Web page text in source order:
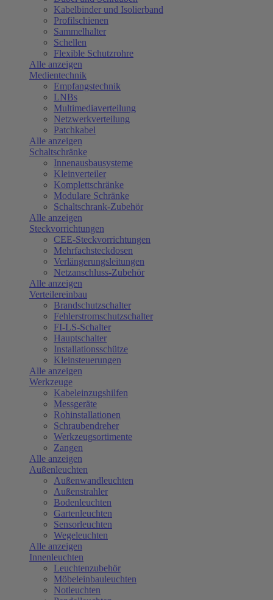
Kabelbinder und Isolierband
Profilschienen
Sammelhalter
Schellen
Flexible Schutzrohre
Alle anzeigen
Medientechnik
Empfangstechnik
LNBs
Multimediaverteilung
Netzwerkverteilung
Patchkabel
Alle anzeigen
Schaltschränke
Innenausbausysteme
Kleinverteiler
Komplettschränke
Modulare Schränke
Schaltschrank-Zubehör
Alle anzeigen
Steckvorrichtungen
CEE-Steckvorrichtungen
Mehrfachsteckdosen
Verlängerungsleitungen
Netzanschluss-Zubehör
Alle anzeigen
Verteilereinbau
Brandschutzschalter
Fehlerstromschutzschalter
FI-LS-Schalter
Hauptschalter
Installationsschütze
Kleinsteuerungen
Alle anzeigen
Werkzeuge
Kabeleinzugshilfen
Messgeräte
Rohinstallationen
Schraubendreher
Werkzeugsortimente
Zangen
Alle anzeigen
Außenleuchten
Außenwandleuchten
Außenstrahler
Bodenleuchten
Gartenleuchten
Sensorleuchten
Wegeleuchten
Alle anzeigen
Innenleuchten
Leuchtenzubehör
Möbeleinbauleuchten
Notleuchten